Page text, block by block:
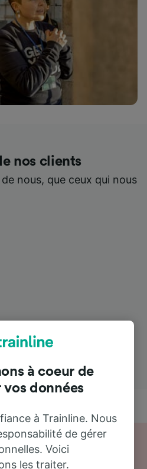
nos clients
nous, que ceux qui nous
Val-de-Reuil à
à coeur de
données
à Trainline. Nous
de gérer
Voici
les traiter.